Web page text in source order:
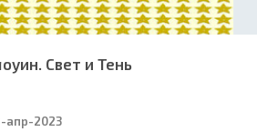
Свет и Тень
апр-2023